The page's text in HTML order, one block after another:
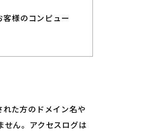
様のコンピュー
た方のドメイン名や
ん。アクセスログは